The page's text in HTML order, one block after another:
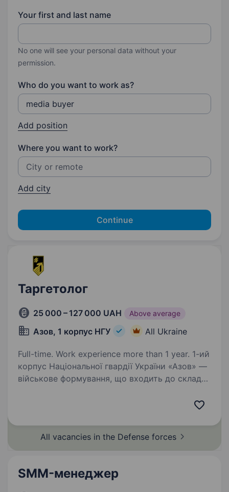
Your first and last name
No one will see your personal data without your
permission.
Who do you want to work as?
Add position
Where you want to work?
Add city
Continue
Таргетолог
25 000 – 127 000 UAH Above average
Азов, 1 корпус НГУ All Ukraine
Full-time. Work experience more than 1 year. 1-ий
корпус Національної гвардії України «Азов» —
військове формування, що входить до складу
All vacancies in the Defense forces
SMM-менеджер